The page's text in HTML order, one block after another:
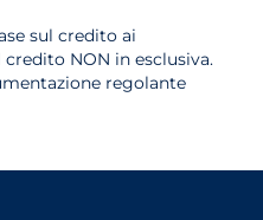
sul credito ai
NON in esclusiva.
regolante